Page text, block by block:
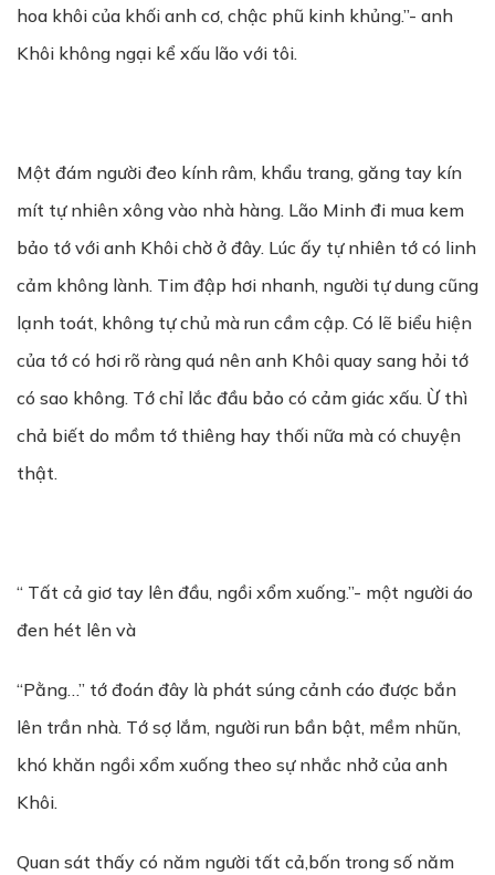
hoa khôi của khối anh cơ, chậc phũ kinh khủng.”- anh
Khôi không ngại kể xấu lão với tôi.
Một đám người đeo kính râm, khẩu trang, găng tay kín
mít tự nhiên xông vào nhà hàng. Lão Minh đi mua kem
bảo tớ với anh Khôi chờ ở đây. Lúc ấy tự nhiên tớ có linh
cảm không lành. Tim đập hơi nhanh, người tự dung cũng
lạnh toát, không tự chủ mà run cầm cập. Có lẽ biểu hiện
của tớ có hơi rõ ràng quá nên anh Khôi quay sang hỏi tớ
có sao không. Tớ chỉ lắc đầu bảo có cảm giác xấu. Ừ thì
chả biết do mồm tớ thiêng hay thối nữa mà có chuyện
thật.
“ Tất cả giơ tay lên đầu, ngồi xổm xuống.”- một người áo
đen hét lên và
“Pằng…” tớ đoán đây là phát súng cảnh cáo được bắn
lên trần nhà. Tớ sợ lắm, người run bần bật, mềm nhũn,
khó khăn ngồi xổm xuống theo sự nhắc nhở của anh
Khôi.
Quan sát thấy có năm người tất cả,bốn trong số năm